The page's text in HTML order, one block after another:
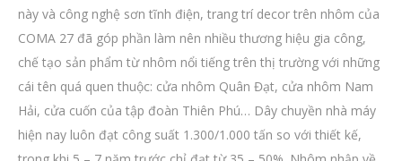
này và công nghệ sơn tĩnh điện, trang trí decor trên nhôm của
COMA 27 đã góp phần làm nên nhiều thương hiệu gia công,
chế tạo sản phẩm từ nhôm nổi tiếng trên thị trường với những
cái tên quá quen thuộc: cửa nhôm Quân Đạt, cửa nhôm Nam
Hải, cửa cuốn của tập đoàn Thiên Phú… Dây chuyền nhà máy
hiện nay luôn đạt công suất 1.300/1.000 tấn so với thiết kế,